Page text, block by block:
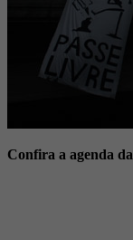
Confira a agenda